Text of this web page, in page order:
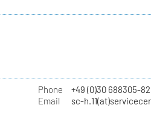
Phone
+49 (0)30 688305-
Email
sc-